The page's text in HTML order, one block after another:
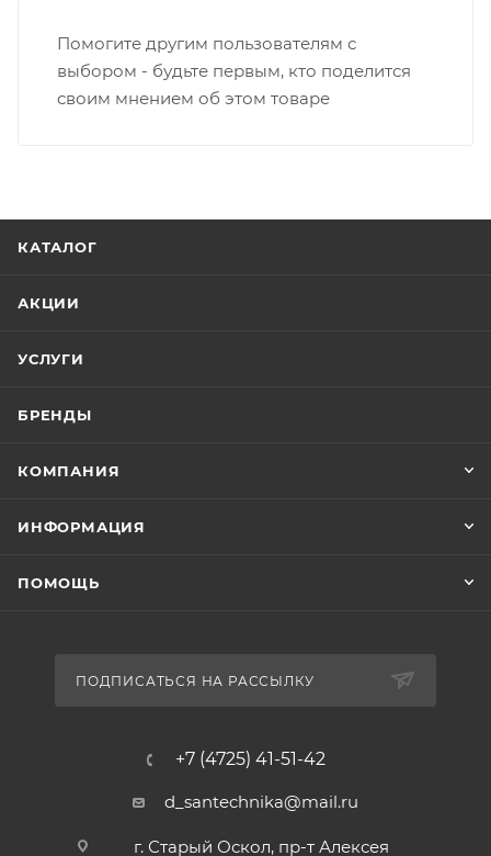
Помогите другим пользователям с
выбором - будьте первым, кто поделится
своим мнением об этом товаре
КАТАЛОГ
АКЦИИ
УСЛУГИ
БРЕНДЫ
КОМПАНИЯ
ИНФОРМАЦИЯ
ПОМОЩЬ
ПОДПИСАТЬСЯ НА РАССЫЛКУ
+7 (4725) 41-51-42
d_santechnika@mail.ru
г. Старый Оскол, пр-т Алексея